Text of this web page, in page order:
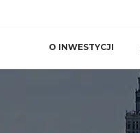
O INWESTYCJI